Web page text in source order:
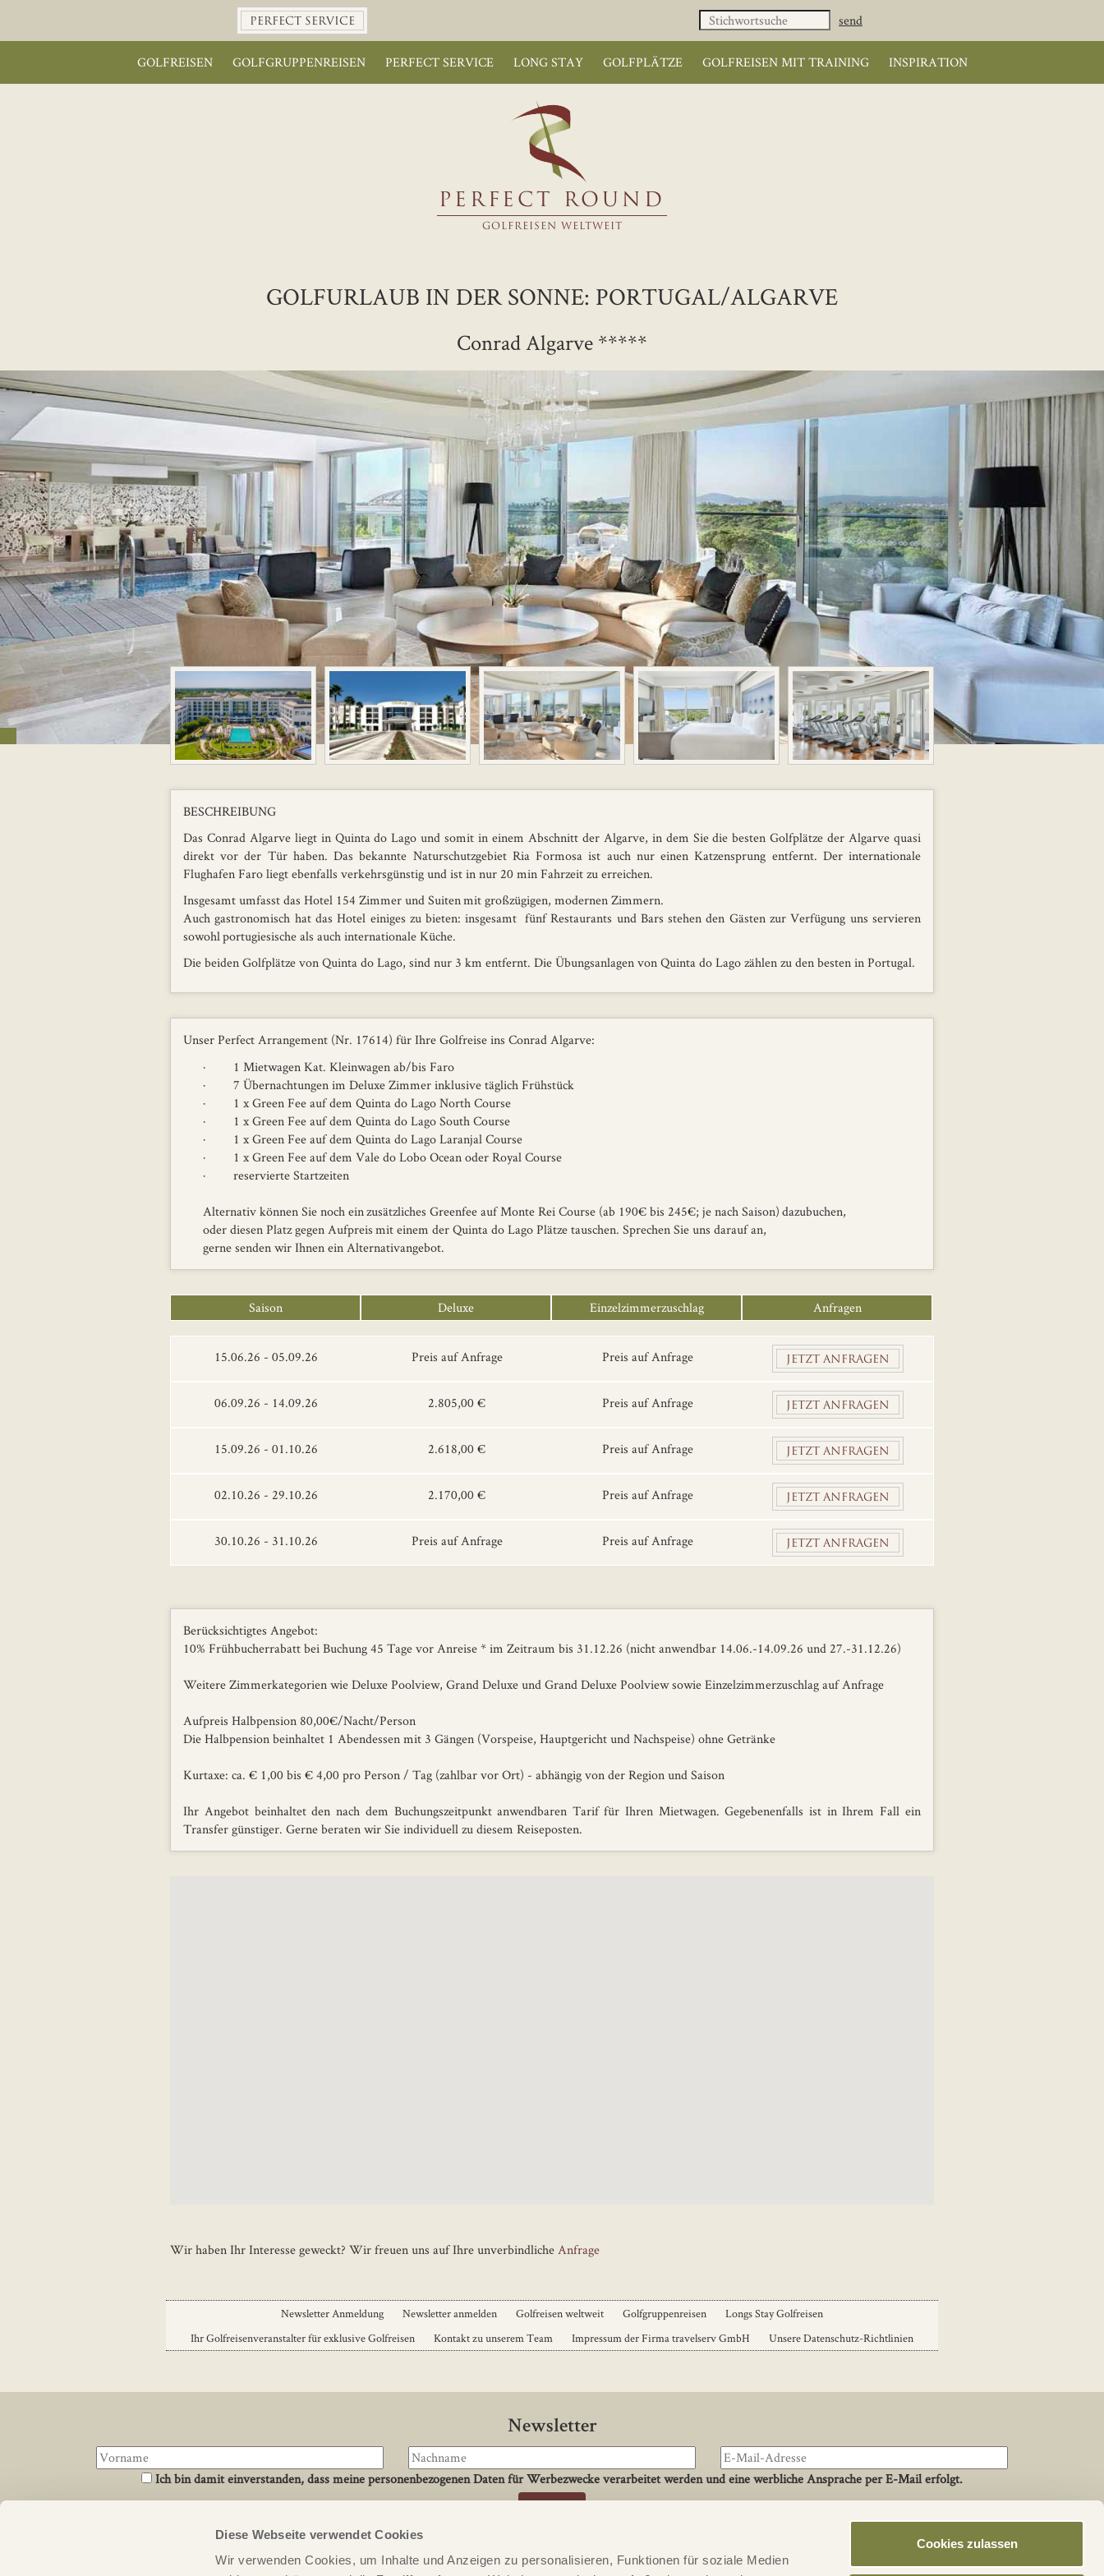
Diese Webseite verwendet Cookies
Wir verwenden Cookies, um Inhalte und Anzeigen zu personalisieren, Funktionen für soziale Medien
Cookies zulassen
PERFECT SERVICE
GOLFREISEN GOLFGRUPPENREISEN PERFECT SERVICE LONG STAY GOLFPLÄTZE GOLFREISEN MIT TRAINING INSPIRATION
PERFECT ROUND
GOLFREISEN WELTWEIT
GOLFURLAUB IN DER SONNE: PORTUGAL/ALGARVE
Conrad Algarve *****
BESCHREIBUNG
Das Conrad Algarve liegt in Quinta do Lago und somit in einem Abschnitt der Algarve, in dem Sie die besten Golfplätze der Algarve quasi
direkt vor der Tür haben. Das bekannte Naturschutzgebiet Ria Formosa ist auch nur einen Katzensprung entfernt. Der internationale
Flughafen Faro liegt ebenfalls verkehrsgünstig und ist in nur 20 min Fahrzeit zu erreichen.
Insgesamt umfasst das Hotel 154 Zimmer und Suiten mit großzügigen, modernen Zimmern.
Auch gastronomisch hat das Hotel einiges zu bieten: insgesamt fünf Restaurants und Bars stehen den Gästen zur Verfügung uns servieren
sowohl portugiesische als auch internationale Küche.
Die beiden Golfplätze von Quinta do Lago, sind nur 3 km entfernt. Die Übungsanlagen von Quinta do Lago zählen zu den besten in Portugal.
Unser Perfect Arrangement (Nr. 17614) für Ihre Golfreise ins Conrad Algarve:
· 1 Mietwagen Kat. Kleinwagen ab/bis Faro
· 7 Übernachtungen im Deluxe Zimmer inklusive täglich Frühstück
· 1 x Green Fee auf dem Quinta do Lago North Course
· 1 x Green Fee auf dem Quinta do Lago South Course
· 1 x Green Fee auf dem Quinta do Lago Laranjal Course
· 1 x Green Fee auf dem Vale do Lobo Ocean oder Royal Course
· reservierte Startzeiten
Alternativ können Sie noch ein zusätzliches Greenfee auf Monte Rei Course (ab 190€ bis 245€; je nach Saison) dazubuchen,
oder diesen Platz gegen Aufpreis mit einem der Quinta do Lago Plätze tauschen. Sprechen Sie uns darauf an,
gerne senden wir Ihnen ein Alternativangebot.
Saison Deluxe Einzelzimmerzuschlag Anfragen
15.06.26 - 05.09.26 Preis auf Anfrage Preis auf Anfrage JETZT ANFRAGEN
06.09.26 - 14.09.26 2.805,00 € Preis auf Anfrage JETZT ANFRAGEN
15.09.26 - 01.10.26 2.618,00 € Preis auf Anfrage JETZT ANFRAGEN
02.10.26 - 29.10.26 2.170,00 € Preis auf Anfrage JETZT ANFRAGEN
30.10.26 - 31.10.26 Preis auf Anfrage Preis auf Anfrage JETZT ANFRAGEN
Berücksichtigtes Angebot:
10% Frühbucherrabatt bei Buchung 45 Tage vor Anreise * im Zeitraum bis 31.12.26 (nicht anwendbar 14.06.-14.09.26 und 27.-31.12.26)
Weitere Zimmerkategorien wie Deluxe Poolview, Grand Deluxe und Grand Deluxe Poolview sowie Einzelzimmerzuschlag auf Anfrage
Aufpreis Halbpension 80,00€/Nacht/Person
Die Halbpension beinhaltet 1 Abendessen mit 3 Gängen (Vorspeise, Hauptgericht und Nachspeise) ohne Getränke
Kurtaxe: ca. € 1,00 bis € 4,00 pro Person / Tag (zahlbar vor Ort) - abhängig von der Region und Saison
Ihr Angebot beinhaltet den nach dem Buchungszeitpunkt anwendbaren Tarif für Ihren Mietwagen. Gegebenenfalls ist in Ihrem Fall ein
Transfer günstiger. Gerne beraten wir Sie individuell zu diesem Reiseposten.
Wir haben Ihr Interesse geweckt? Wir freuen uns auf Ihre unverbindlicheAnfrage
Newsletter Anmeldung Newsletter anmelden Golfreisen weltweit Golfgruppenreisen
Longs Stay Golfreisen
Ihr Golfreisenveranstalter für exklusive Golfreisen
Kontakt zu unserem Team Impressum der Firma travelserv GmbH Unsere Datenschutz-Richtlinien
Newsletter
Ich bin damit einverstanden, dass meine personenbezogenen Daten für Werbezwecke verarbeitet werden und eine werbliche Ansprache per E-Mail erfolgt.
PERFECT ROUND ist ein Reiseveranstalter für
Links
Kontakt